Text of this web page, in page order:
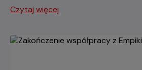
Czytaj więcej